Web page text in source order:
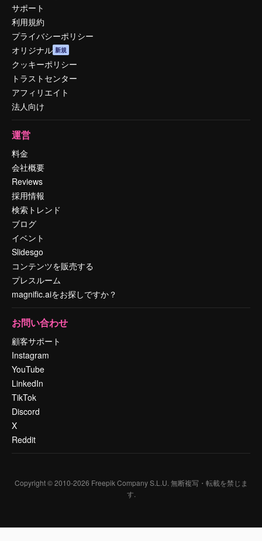
サポート
利用規約
プライバシーポリシー
オリジナル 新規
クッキーポリシー
トラストセンター
アフィリエイト
法人向け
運営
料金
会社概要
Reviews
採用情報
検索トレンド
ブログ
イベント
Slidesgo
コンテンツを販売する
プレスルーム
magnific.aiをお探しですか？
お問い合わせ
顧客サポート
Instagram
YouTube
LinkedIn
TikTok
Discord
X
Reddit
Copyright © 2010-2026 Freepik Company S.L.U. 無断複写・転載を禁じま
す.